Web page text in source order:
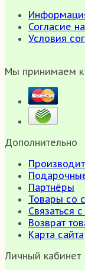
Согласие
Условия
Мы принимаем к
Дополнительно
Партнёры
Товары со
Связаться
Возврат
Карта сайта
Личный кабинет